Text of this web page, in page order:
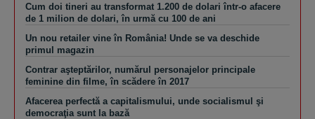
Cum doi tineri au transformat 1.200 de dolari într-o afacere
de 1 milion de dolari, în urmă cu 100 de ani
Un nou retailer vine în România! Unde se va deschide
primul magazin
Contrar aşteptărilor, numărul personajelor principale
feminine din filme, în scădere în 2017
Afacerea perfectă a capitalismului, unde socialismul şi
democraţia sunt la bază